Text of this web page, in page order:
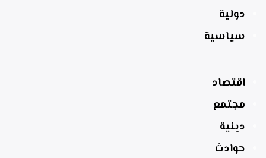
دولية
سياسية
اقتصاد
مجتمع
دينية
حوادث